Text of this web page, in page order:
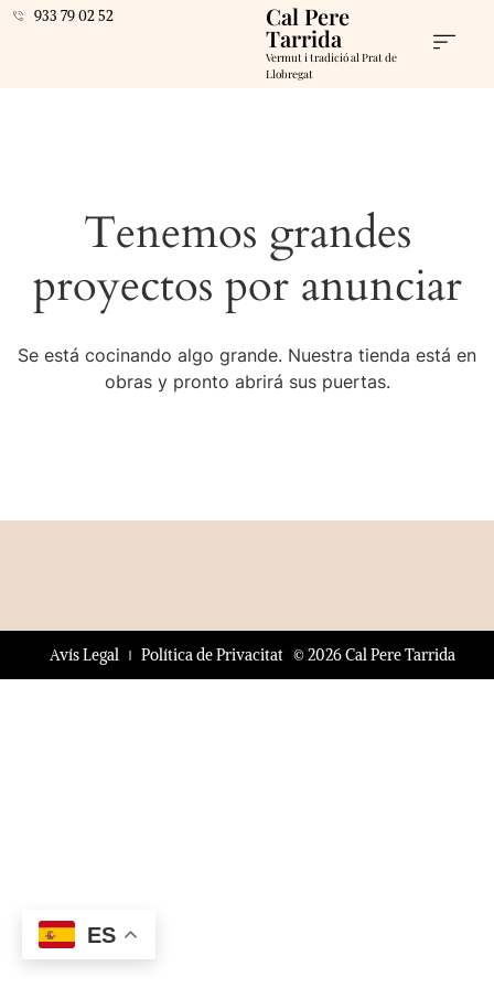
933 79 02 52 Cal Pere
Tarrida
Vermut i tradició al Prat de
Llobregat
Tenemos grandes
proyectos por anunciar
Se está cocinando algo grande. Nuestra tienda está en
obras y pronto abrirá sus puertas.
© 2026 Cal Pere Tarrida
Avís Legal Política de Privacitat
ES